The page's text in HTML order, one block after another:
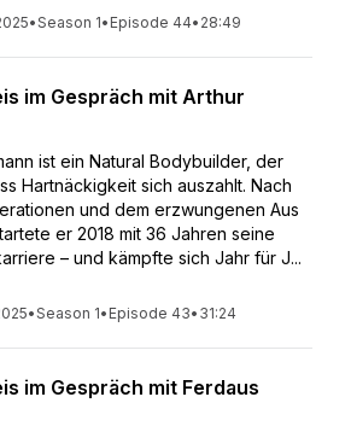
•Season 1• Episode 44• 28:49
im Gespräch mit Arthur
ist ein Natural Bodybuilder, der
Hartnäckigkeit sich auszahlt. Nach
und dem erzwungenen Aus
er 2018 mit 36 Jahren seine
– und kämpfte sich Jahr für J...
•Season 1• Episode 43• 31:24
im Gespräch mit Ferdaus